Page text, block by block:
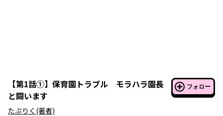
【第1話①】 保育園トラブル モラハラ園長
と闘います
フォロー
たぷりく (著者)